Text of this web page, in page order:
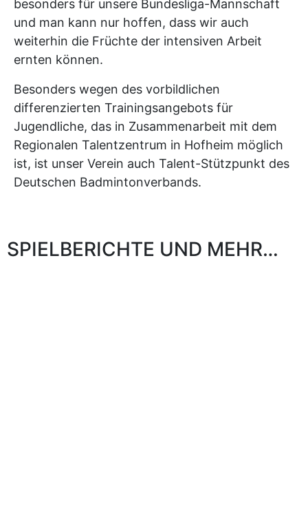
besonders für unsere Bundesliga-Mannschaft
und man kann nur hoffen, dass wir auch
weiterhin die Früchte der intensiven Arbeit
ernten können.
Besonders wegen des vorbildlichen
differenzierten Trainingsangebots für
Jugendliche, das in Zusammenarbeit mit dem
Regionalen Talentzentrum in Hofheim möglich
ist, ist unser Verein auch Talent-Stützpunkt des
Deutschen Badmintonverbands.
SPIELBERICHTE UND MEHR…